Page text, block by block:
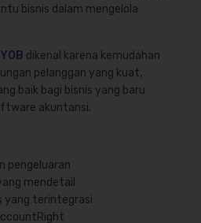
bisnis dalam mengelola
dikenal karena kemudahan
pelanggan yang kuat,
baik bagi bisnis yang baru
akuntansi.
pengeluaran
mendetail
yang terintegrasi